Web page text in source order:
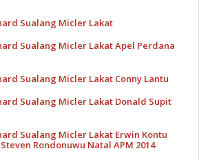
Sualang Micler Lakat
Sualang Micler Lakat Apel Perdana
Sualang Micler Lakat Conny Lantu
Sualang Micler Lakat Donald Supit
Sualang Micler Lakat Erwin Kontu
Rondonuwu Natal APM 2014